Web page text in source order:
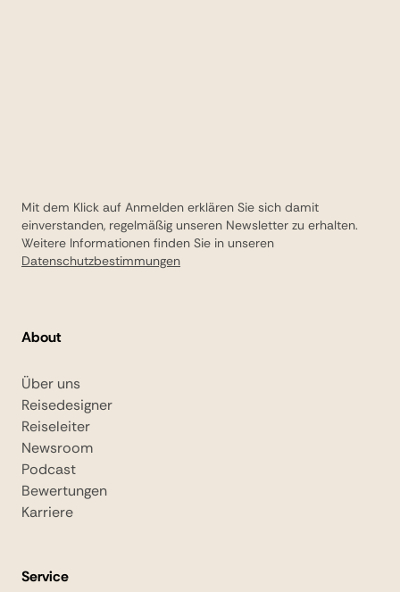
Mit dem Klick auf Anmelden erklären Sie sich damit
einverstanden, regelmäßig unseren Newsletter zu erhalten.
Weitere Informationen finden Sie in unseren
Datenschutzbestimmungen
About
Über uns
Reisedesigner
Reiseleiter
Newsroom
Podcast
Bewertungen
Karriere
Service